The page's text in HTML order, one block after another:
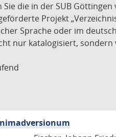
die in der SUB
Projekt
Sprache oder im
nur katalogisiert,